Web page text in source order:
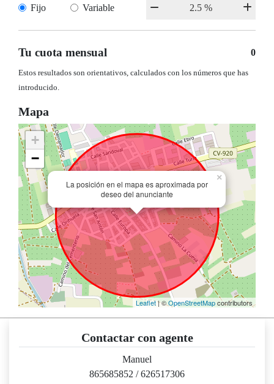
Fijo Variable
Tu cuota mensual 0
Estos resultados son orientativos, calculados con los números que has
introducido.
Mapa
La posición en el mapa es aproximada por
deseo del anunciante
×
+
−
Leaflet| ©OpenStreetMapcontributors
Contactar con agente
Manuel
865685852 /626517306